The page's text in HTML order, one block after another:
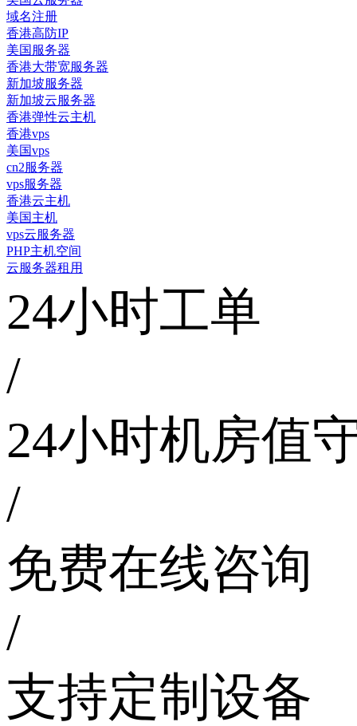
域名注册
香港高防IP
美国服务器
香港大带宽服务器
新加坡服务器
新加坡云服务器
香港弹性云主机
香港vps
美国vps
cn2服务器
vps服务器
香港云主机
美国主机
vps云服务器
PHP主机空间
云服务器租用
24小时工单
/
24小时机房值
/
免费在线咨询
/
支持定制设备